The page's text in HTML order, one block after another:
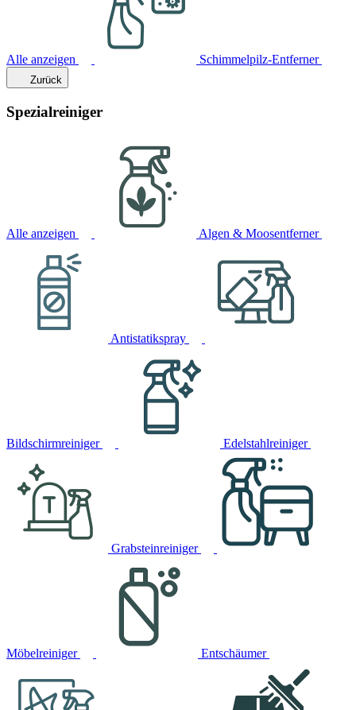
Alle anzeigen Schimmelpilz-Entferner
Zurück
Spezialreiniger
Alle anzeigen Algen & Moosentferner
Antistatikspray
Bildschirmreiniger Edelstahlreiniger
Grabsteinreiniger
Möbelreiniger Entschäumer